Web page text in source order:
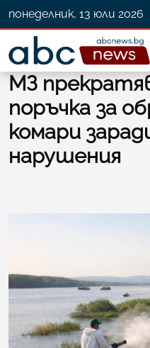
понеделник, 13 юли 2026
МЗ
поръчка за
комари
нарушения